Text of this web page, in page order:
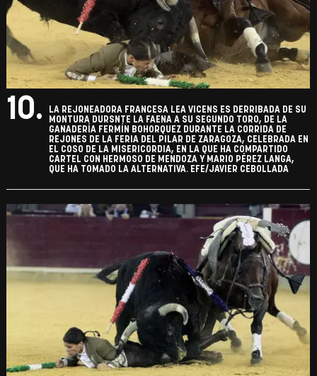
10.
LA REJONEADORA FRANCESA LEA VICENS ES DERRIBADA DE SU
MONTURA DURSNTE LA FAENA A SU SEGUNDO TORO, DE LA
GANADERÍA FERMÍN BOHORQUEZ DURANTE LA CORRIDA DE
REJONES DE LA FERIA DEL PILAR DE ZARAGOZA, CELEBRADA EN
EL COSO DE LA MISERICORDIA, EN LA QUE HA COMPARTIDO
CARTEL CON HERMOSO DE MENDOZA Y MARIO PÉREZ LANGA,
QUE HA TOMADO LA ALTERNATIVA. EFE/JAVIER CEBOLLADA